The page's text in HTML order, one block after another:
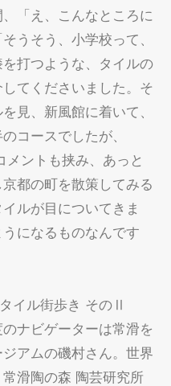
「え、こんなところに
うそう、小学校って、
打つような、タイルの
てくださいました。そ
見、新風館に着いて、
コースでしたが、
メントも挟み、あっと
都の町を散策してみる
ルが目についてきま
になるものなんです
タイル街歩き そのⅡ
ナビゲーターは常滑を
アムの磯村さん。世界
滑陶の森 陶芸研究所